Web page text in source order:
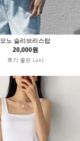
모노 슬리브리스탑
20,000원
후기 좋은 나시